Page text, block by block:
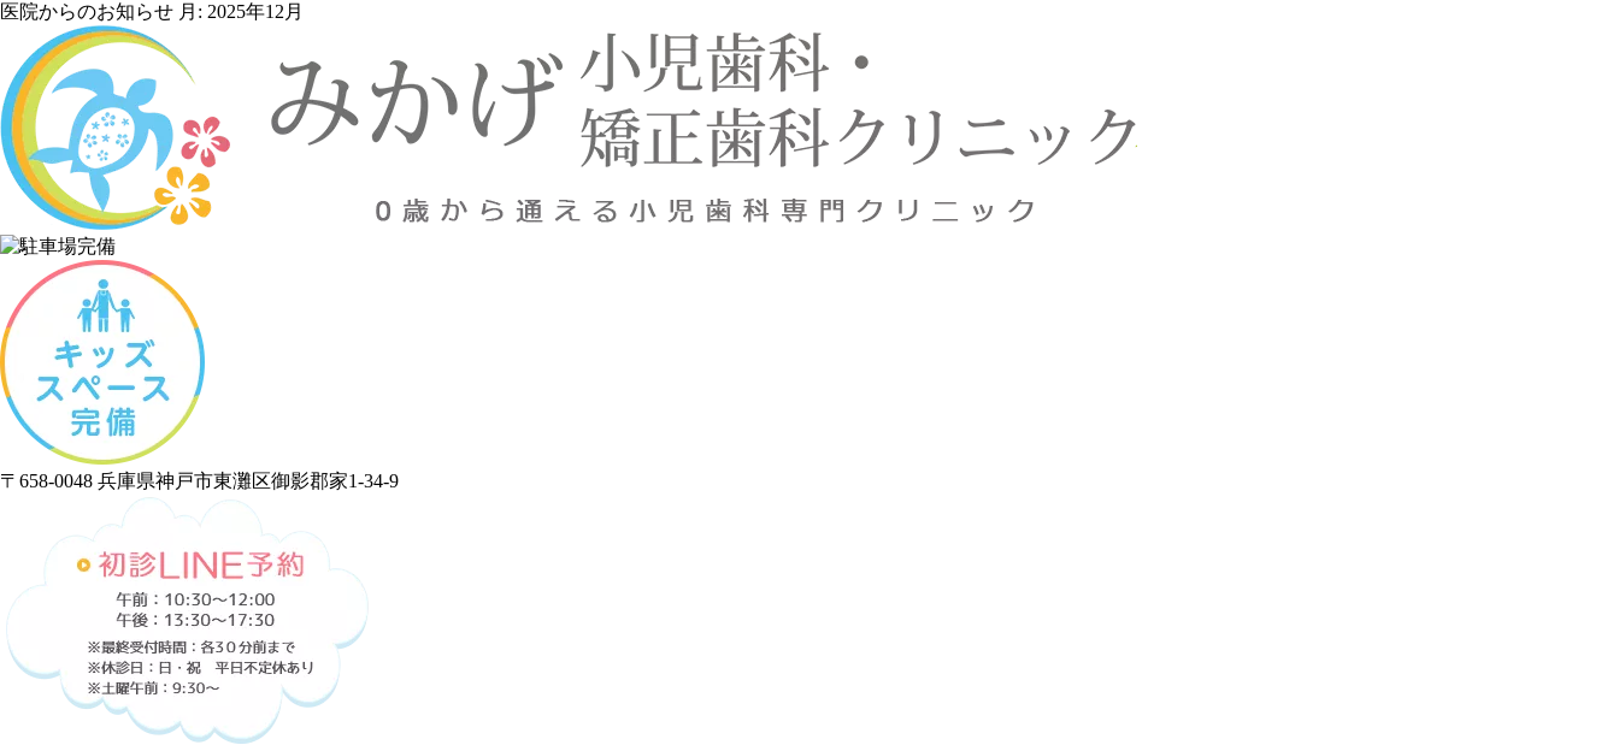
医院からのお知らせ 月: 2025年12月
〒658-0048 兵庫県神戸市東灘区御影郡家1-34-9